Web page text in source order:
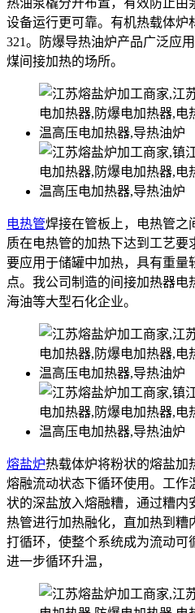
设备运行更可靠。有机热载体炉
321。防爆导热油炉产品广泛应
煤间接加热的场所。
电热管焊接在管板上，电热管之
质在电热管的加热下达到工艺要
要应用于储罐中加热，具有重量
点。我公司制造的间接加热器
海油等大型石化企业。
熔盐炉热载体炉将粉状的熔盐
熔融流动状态下循环使用。工
状的深盐放入熔融糟，通过糟内
热管进行加热融化，直加热到糟
打循环，使整个系统成为流动可
进一步循环升温，